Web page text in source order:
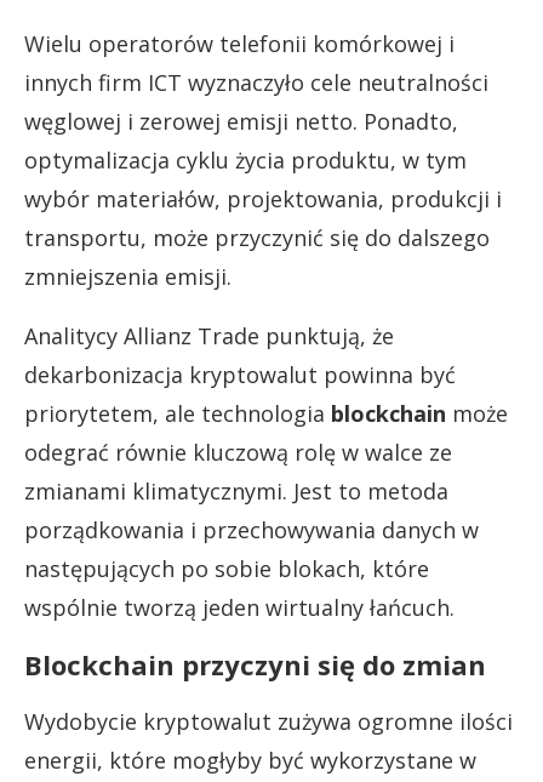
Wielu operatorów telefonii komórkowej i
innych firm ICT wyznaczyło cele neutralności
węglowej i zerowej emisji netto. Ponadto,
optymalizacja cyklu życia produktu, w tym
wybór materiałów, projektowania, produkcji i
transportu, może przyczynić się do dalszego
zmniejszenia emisji.
Analitycy Allianz Trade punktują, że
dekarbonizacja kryptowalut powinna być
priorytetem, ale technologia blockchain może
odegrać równie kluczową rolę w walce ze
zmianami klimatycznymi. Jest to metoda
porządkowania i przechowywania danych w
następujących po sobie blokach, które
wspólnie tworzą jeden wirtualny łańcuch.
Blockchain przyczyni się do zmian
Wydobycie kryptowalut zużywa ogromne ilości
energii, które mogłyby być wykorzystane w